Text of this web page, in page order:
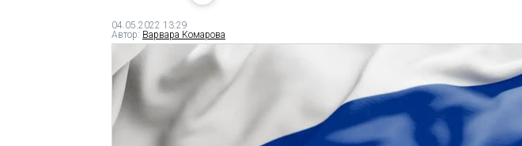
04.05.2022 13:29
Автор: Варвара Комарова